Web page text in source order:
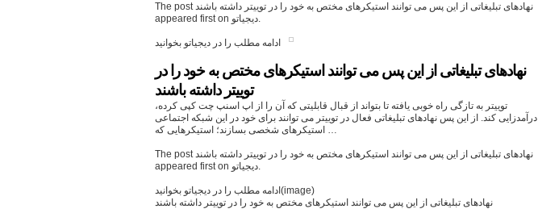
The post نهادهای تبلیغاتی از این پس می توانند استیکرهای مختص به خود را در توییتر داشته باشند
appeared first on دیجیاتو.
ادامه مطلب را در دیجیاتو بخوانید
نهادهای تبلیغاتی از این پس می توانند استیکرهای مختص به خود را در
توییتر داشته باشند
توییتر به تازگی راه خوبی یافته تا بتواند از قبال قابلیتی که آن را از اپ اسنپ چت کپی کرده،
درآمدزایی کند. از این پس نهادهای تبلیغاتی فعال در توییتر می توانند برای خود در این شبکه اجتماعی
استیکرهای شخصی بسازند؛ استیکرهایی که …
The post نهادهای تبلیغاتی از این پس می توانند استیکرهای مختص به خود را در توییتر داشته باشند
appeared first on دیجیاتو.
ادامه مطلب را در دیجیاتو بخوانید(image)
نهادهای تبلیغاتی از این پس می توانند استیکرهای مختص به خود را در توییتر داشته باشند